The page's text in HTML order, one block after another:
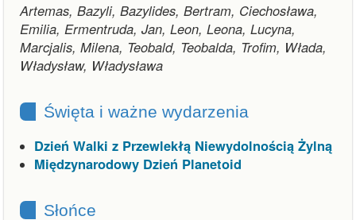
Artemas, Bazyli, Bazylides, Bertram, Ciechosława,
Emilia, Ermentruda, Jan, Leon, Leona, Lucyna,
Marcjalis, Milena, Teobald, Teobalda, Trofim, Włada,
Władysław, Władysława
Święta i ważne wydarzenia
Dzień Walki z Przewlekłą Niewydolnością Żylną
Międzynarodowy Dzień Planetoid
Słońce